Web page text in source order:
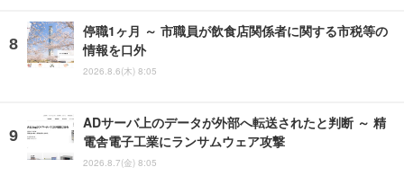
停職1ヶ月 ～ 市職員が飲食店関係者に関する市税等の
情報を口外
2026.8.6(木) 8:05
ADサーバ上のデータが外部へ転送されたと判断 ～ 精
電舎電子工業にランサムウェア攻撃
2026.8.7(金) 8:05